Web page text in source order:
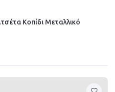
Κοπίδι Μεταλλικό